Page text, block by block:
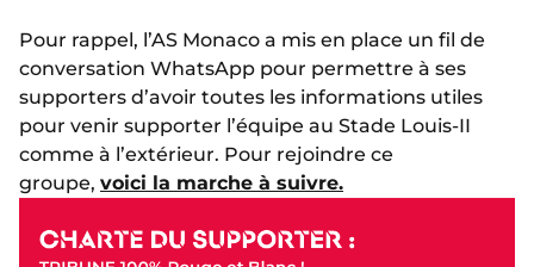
Pour rappel, l’AS Monaco a mis en place un fil de
conversation WhatsApp pour permettre à ses
supporters d’avoir toutes les informations utiles
pour venir supporter l’équipe au Stade Louis-II
comme à l’extérieur. Pour rejoindre ce
groupe, voici la marche à suivre.